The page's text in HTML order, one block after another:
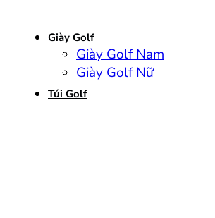
Giày Golf
Giày Golf Nam
Giày Golf Nữ
Túi Golf